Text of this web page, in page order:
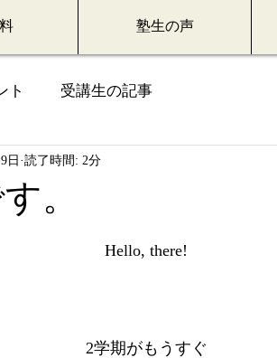
塾生の声
ト 受講生の記事
。
日 読了時間: 2分
Hello, there!
2学期がもうすぐ